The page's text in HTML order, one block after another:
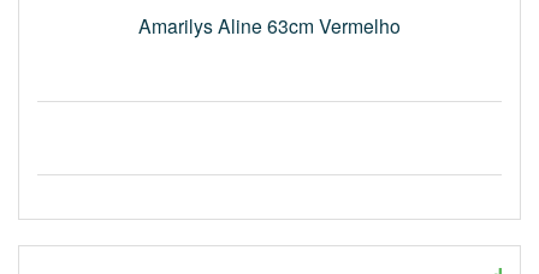
Amarilys Aline 63cm Vermelho